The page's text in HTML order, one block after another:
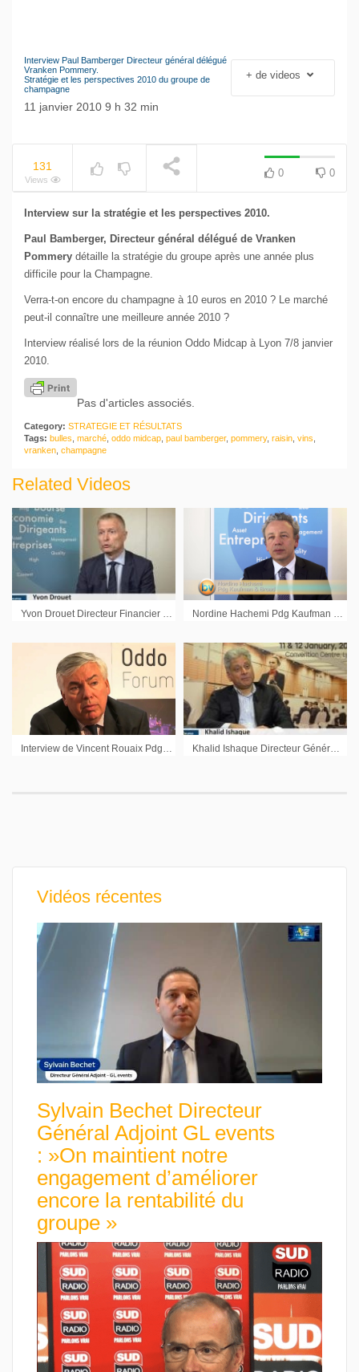
NOW PLAYING
Le séisme industriel
Volkswagen
Interview Paul Bamberger Directeur général délégué
Vranken Pommery.
Stratégie et les perspectives 2010 du groupe de
champagne
11 janvier 2010 9 h 32 min
+ de videos
131
Views
0 0
Interview sur la stratégie et les perspectives 2010.
Paul Bamberger, Directeur général délégué de Vranken
Pommery détaille la stratégie du groupe après une année plus
difficile pour la Champagne.
Verra-t-on encore du champagne à 10 euros en 2010 ? Le marché
peut-il connaître une meilleure année 2010 ?
Interview réalisé lors de la réunion Oddo Midcap à Lyon 7/8 janvier
2010.
Pas d'articles associés.
Category: STRATEGIE ET RÉSULTATS
Tags: bulles marché oddo midcap paul bamberger, pommery, raisin vins
vranken champagne
Related Videos
Yvon Drouet Directeur Financier Synergie : « On pense toujours à une croissance à deux chiffres pour l’ensemble de l’année » Nordine Hachemi Pdg Kaufman & Broad : « Nous sommes beaucoup plus généraliste »
Vidéos récentes
Sylvain Bechet Directeur
Général Adjoint GL events
: »On maintient notre
engagement d’améliorer
encore la rentabilité du
groupe »